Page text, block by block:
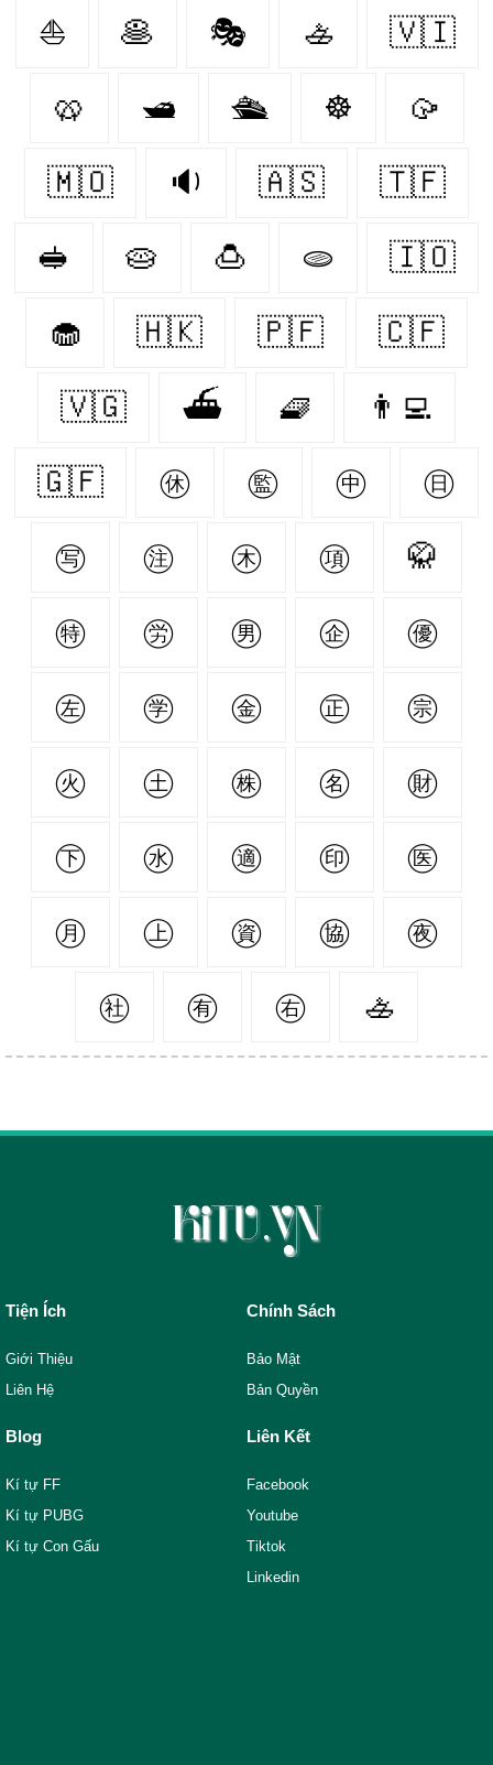
⛵️ 🥞 🎭 🚣 🇻🇮
🥨 🛥️ 🛳️ ☸ 🥠
🇲🇴 🔉 🇦🇸 🇹🇫
🥪 🥧 🍮 🫓 🇮🇴
🧁 🇭🇰 🇵🇫 🇨🇫
🇻🇬 ⛴️ 🧇 👨‍💻
🇬🇫 ㊡ ㊬ ㊥ ㊐
㊢ ㊟ ㊍ ㊠ 🥋
㊕ ㊘ ㊚ ㊭ ㊝
㊧ ㊫ ㊎ ㊣ ㊪
㊋ ㊏ ㊑ ㊔ ㊖
㊦ ㊌ ㊜ ㊞ ㊩
㊊ ㊤ ㊮ ㊯ ㊰
㊓ ㊒ ㊨ 🚣‍
Tiện Ích
Giới Thiệu
Liên Hệ
Chính Sách
Bảo Mật
Bản Quyền
Blog
Kí tự FF
Kí tự PUBG
Kí tự Con Gấu
Liên Kết
Facebook
Youtube
Tiktok
Linkedin